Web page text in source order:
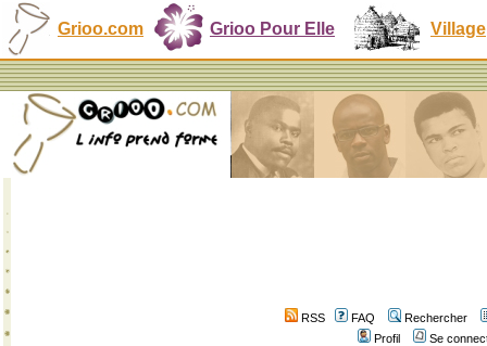
Grioo.com Grioo Pour Elle Village
RSS FAQ
Rechercher
Profil
Se